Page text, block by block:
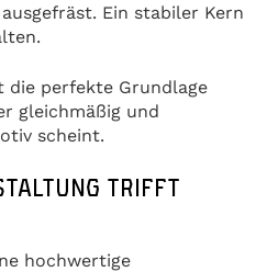
Ein stabiler Kern
die perfekte Grundlage
gleichmäßig und
scheint.
TRIFFT
hochwertige